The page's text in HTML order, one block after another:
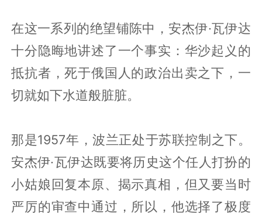
在这一系列的绝望铺陈中，安杰伊·瓦伊达
十分隐晦地讲述了一个事实：华沙起义的
抵抗者，死于俄国人的政治出卖之下，一
切就如下水道般脏脏。
那是1957年，波兰正处于苏联控制之下。
安杰伊·瓦伊达既要将历史这个任人打扮的
小姑娘回复本原、揭示真相，但又要当时
严厉的审查中通过，所以，他选择了极度